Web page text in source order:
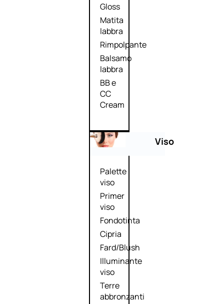
Gloss
Matita
labbra
Rimpolpante
Balsamo
labbra
BB e
CC
Cream
Viso
Palette
viso
Primer
viso
Fondotinta
Cipria
Fard/Blush
Illuminante
viso
Terre
abbronzanti